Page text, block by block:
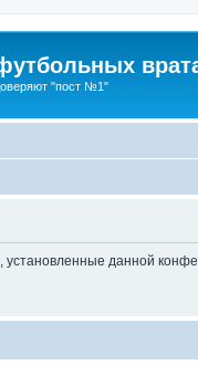
"пост №1"
установленные данной